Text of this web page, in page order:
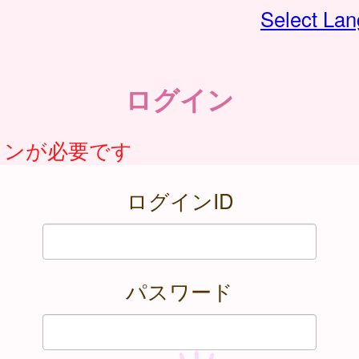
Select
ログイン
が必要です
ログインID
パスワード